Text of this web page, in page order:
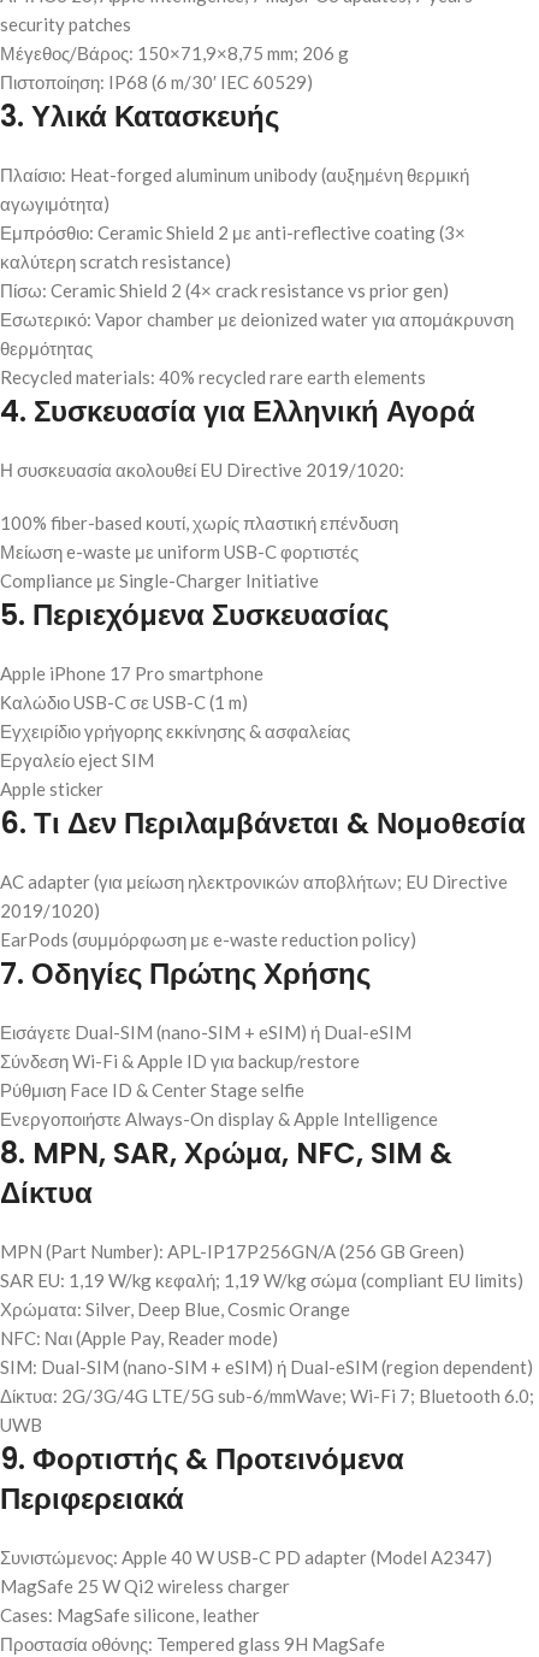
security patches
Μέγεθος/Βάρος: 150×71,9×8,75 mm; 206 g
Πιστοποίηση: IP68 (6 m/30′ IEC 60529)
3. Υλικά Κατασκευής
Πλαίσιο: Heat-forged aluminum unibody (αυξημένη θερμική
αγωγιμότητα)
Εμπρόσθιο: Ceramic Shield 2 με anti-reflective coating (3×
καλύτερη scratch resistance)
Πίσω: Ceramic Shield 2 (4× crack resistance vs prior gen)
Εσωτερικό: Vapor chamber με deionized water για απομάκρυνση
θερμότητας
Recycled materials: 40% recycled rare earth elements
4. Συσκευασία για Ελληνική Αγορά
Η συσκευασία ακολουθεί EU Directive 2019/1020:
100% fiber-based κουτί, χωρίς πλαστική επένδυση
Μείωση e-waste με uniform USB-C φορτιστές
Compliance με Single-Charger Initiative
5. Περιεχόμενα Συσκευασίας
Apple iPhone 17 Pro smartphone
Καλώδιο USB-C σε USB-C (1 m)
Εγχειρίδιο γρήγορης εκκίνησης & ασφαλείας
Εργαλείο eject SIM
Apple sticker
6. Τι Δεν Περιλαμβάνεται & Νομοθεσία
AC adapter (για μείωση ηλεκτρονικών αποβλήτων; EU Directive
2019/1020)
EarPods (συμμόρφωση με e-waste reduction policy)
7. Οδηγίες Πρώτης Χρήσης
Εισάγετε Dual-SIM (nano-SIM + eSIM) ή Dual-eSIM
Σύνδεση Wi-Fi & Apple ID για backup/restore
Ρύθμιση Face ID & Center Stage selfie
Ενεργοποιήστε Always-On display & Apple Intelligence
8. MPN, SAR, Χρώμα, NFC, SIM &
Δίκτυα
MPN (Part Number): APL-IP17P256GN/A (256 GB Green)
SAR EU: 1,19 W/kg κεφαλή; 1,19 W/kg σώμα (compliant EU limits)
Χρώματα: Silver, Deep Blue, Cosmic Orange
NFC: Ναι (Apple Pay, Reader mode)
SIM: Dual-SIM (nano-SIM + eSIM) ή Dual-eSIM (region dependent)
Δίκτυα: 2G/3G/4G LTE/5G sub-6/mmWave; Wi-Fi 7; Bluetooth 6.0;
UWB
9. Φορτιστής & Προτεινόμενα
Περιφερειακά
Συνιστώμενος: Apple 40 W USB-C PD adapter (Model A2347)
MagSafe 25 W Qi2 wireless charger
Cases: MagSafe silicone, leather
Προστασία οθόνης: Tempered glass 9H MagSafe